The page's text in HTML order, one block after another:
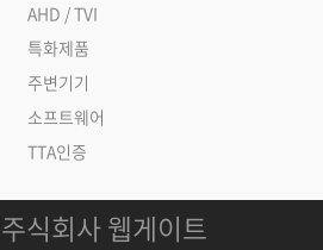
AHD / TVI
특화제품
주변기기
소프트웨어
TTA인증
주식회사 웹게이트